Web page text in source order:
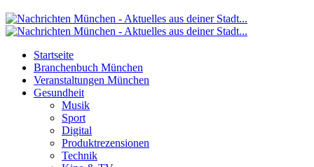
Startseite
Branchenbuch München
Veranstaltungen München
Gesundheit
Musik
Sport
Digital
Produktrezensionen
Technik